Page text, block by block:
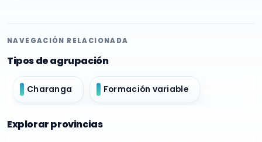
NAVEGACIÓN RELACIONADA
Tipos de agrupación
Charanga Formación variable
Explorar provincias